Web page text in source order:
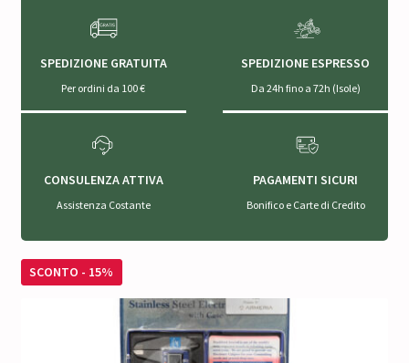
SPEDIZIONE GRATUITA
Per ordini da 100 €
SPEDIZIONE ESPRESSO
Da 24h fino a 72h (Isole)
CONSULENZA ATTIVA
Assistenza Costante
PAGAMENTI SICURI
Bonifico e Carte di Credito
SCONTO - 15%